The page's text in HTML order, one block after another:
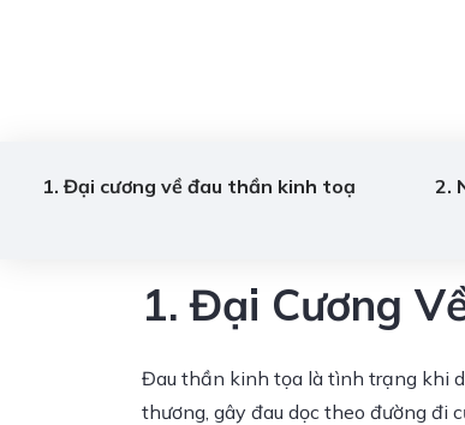
1. Đại cương về đau thần kinh toạ
2.
1. Đại Cương
Đau thần kinh tọa là tình trạng khi
thương, gây đau dọc theo đường đi